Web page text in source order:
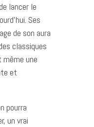
lancer le
Ses
de son aura
classiques
même une
et
pourra
un vrai